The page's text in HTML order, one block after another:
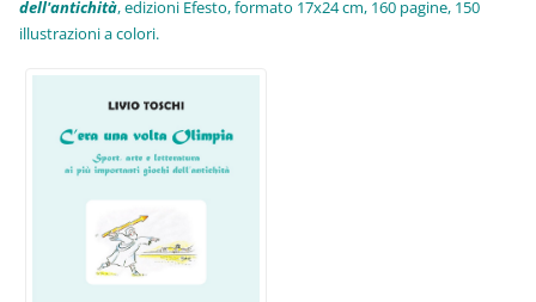
dell'antichità,edizioni Efesto, formato 17x24 cm, 160 pagine, 150
illustrazioni a colori.